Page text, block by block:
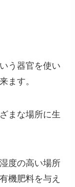
う器官を使い
ます。
まな場所に生
度の高い場所
機肥料を与え